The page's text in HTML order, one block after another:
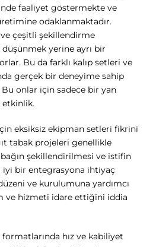
faaliyet göstermekte ve
odaklanmaktadır.
ve çeşitli şekillendirme
yerine ayrı bir
Bu da farklı kalıp setleri ve
gerçek bir deneyime sahip
onlar için sadece bir yan
etkinlik.
eksiksiz ekipman setleri fikrini
tabak projeleri genellikle
şekillendirilmesi ve istifin
iyi bir entegrasyona ihtiyaç
ve kurulumuna yardımcı
ve hizmeti idare ettiğini iddia
hız ve kabiliyet